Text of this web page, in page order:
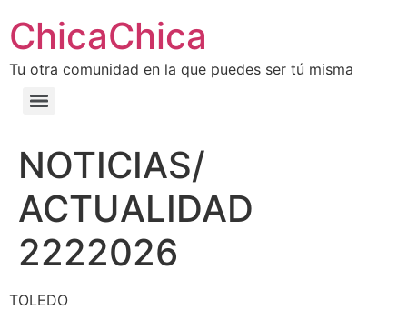
ChicaChica
Tu otra comunidad en la que puedes ser tú misma
NOTICIAS/
ACTUALIDAD
2222026
TOLEDO